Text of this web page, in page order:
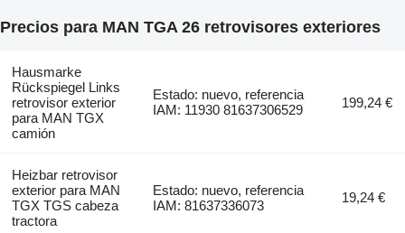
Precios para MAN TGA 26 retrovisores exteriores
Hausmarke
Rückspiegel Links
retrovisor exterior
para MAN TGX
camión
Estado: nuevo, referencia
IAM: 11930 81637306529
199,24 €
Heizbar retrovisor
exterior para MAN
TGX TGS cabeza
tractora
Estado: nuevo, referencia
IAM: 81637336073
19,24 €